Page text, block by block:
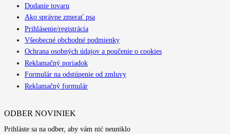
Dodanie tovaru
Ako správne zmerať psa
Prihlásenie/registrácia
Všeobecné obchodné podmienky
Ochrana osobných údajov a poučenie o cookies
Reklamačný poriadok
Formulár na odstúpenie od zmluvy
Reklamačný formulár
ODBER NOVINIEK
Prihláste sa na odber, aby vám nić neuniklo